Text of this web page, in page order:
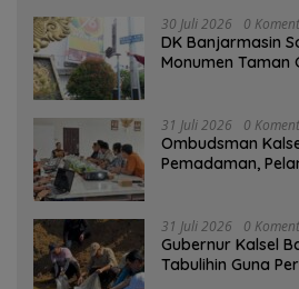
30 Juli 2026 0
DK Banjarmasin
Monumen Taman
31 Juli 2026 0
Ombudsman
Pemadaman,
31 Juli 2026 0
Gubernur Kalsel
Tabulihin Guna